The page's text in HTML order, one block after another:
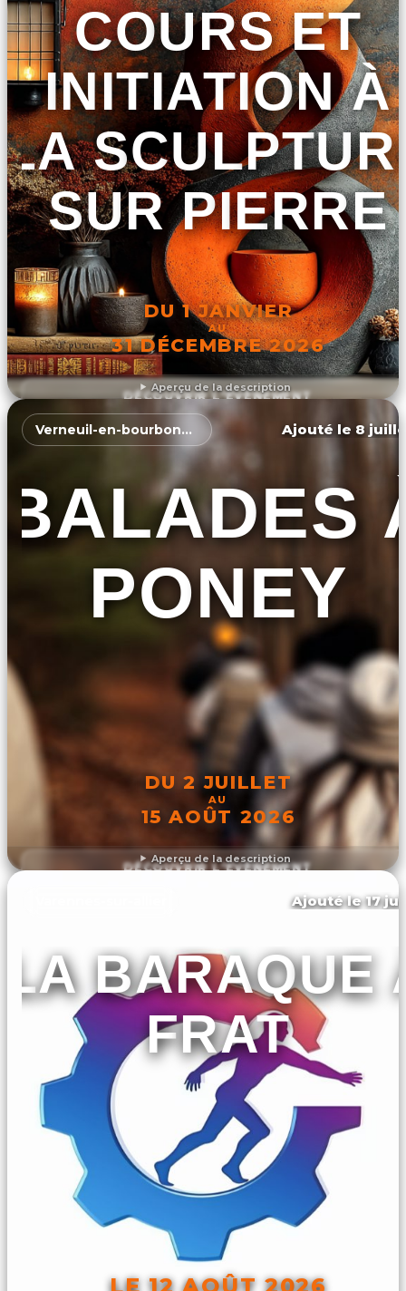
Aperçu de la description
COURS ET
INITIATION À
LA
SUR PIERRE
DU 1 JANVIER
AU
31 DÉCEMBRE 2026
DÉCOUVRIR L'ÉVÉNEMENT
Aperçu de la description
Verneuil-en-bourbonnais Ajouté le 8
BALADES
PONEY
DU 2 JUILLET
AU
15 AOÛT 2026
DÉCOUVRIR L'ÉVÉNEMENT
Ajouté le 17
LA BARAQUE
FRAT